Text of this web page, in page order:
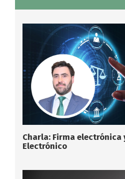
Charla: Firma
Electrónico